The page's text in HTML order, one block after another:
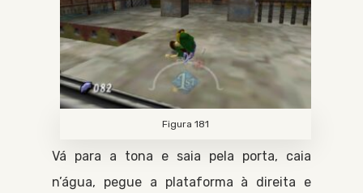
Figura 181
Vá para a tona e saia pela porta, caia
n’água, pegue a plataforma à direita e